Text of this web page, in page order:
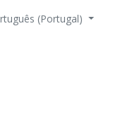
(Portugal)